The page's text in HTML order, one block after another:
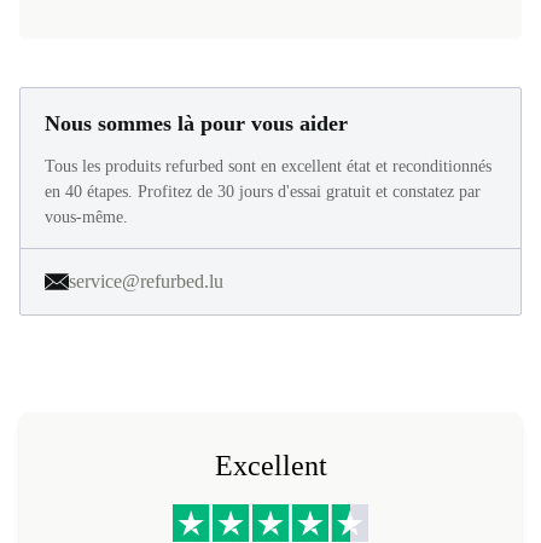
Nous sommes là pour vous aider
Tous les produits refurbed sont en excellent état et reconditionnés
en 40 étapes. Profitez de 30 jours d'essai gratuit et constatez par
vous-même.
service@refurbed.lu
Excellent